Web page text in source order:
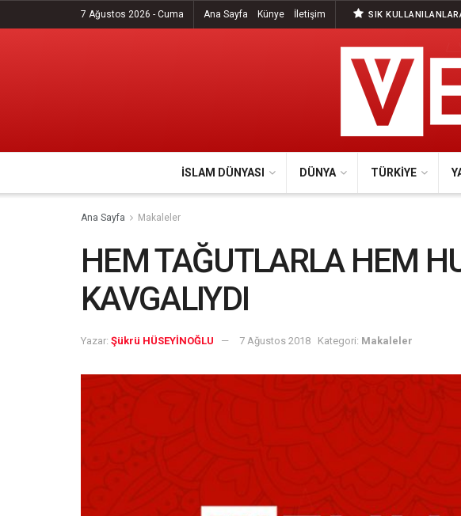
7 Ağustos 2026 - Cuma Ana Sayfa Künye İletişim SIK
İSLAM DÜNYASI DÜNYA TÜRKIYE
Ana Sayfa Makaleler
HEM TAĞUTLARLA HEM
KAVGALIYDI
Yazar: Şükrü HÜSEYİNOĞLU 7 Ağustos 2018 Kategori: Makaleler